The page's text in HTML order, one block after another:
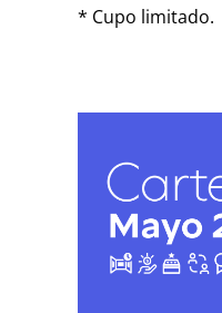
* Cupo limitado.